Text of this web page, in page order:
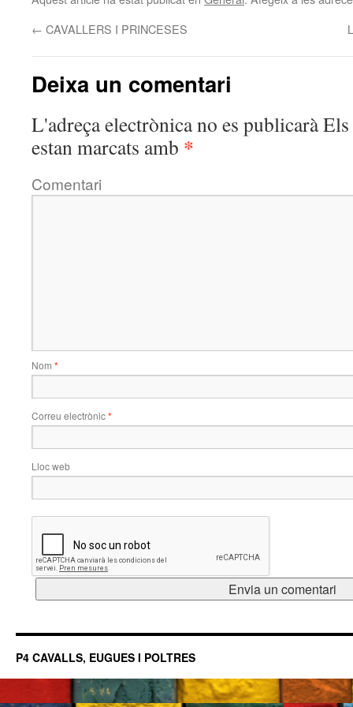
← CAVALLERS I PRINCESES
Deixa un comentari
L'adreça electrònica no es publicaràEls
estan marcats amb *
Comentari
Nom *
Correu electrònic*
Lloc web
P4 CAVALLS, EUGUES I POLTRES